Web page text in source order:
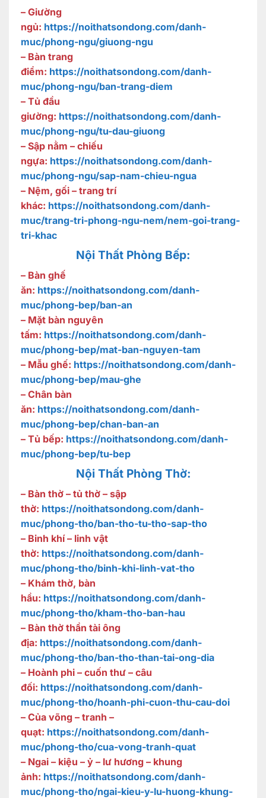
– Giường
ngủ: https://noithatsondong.com/danh-
muc/phong-ngu/giuong-ngu
– Bàn trang
điểm: https://noithatsondong.com/danh-
muc/phong-ngu/ban-trang-diem
– Tủ đầu
giường: https://noithatsondong.com/danh-
muc/phong-ngu/tu-dau-giuong
– Sập nằm – chiếu
ngựa: https://noithatsondong.com/danh-
muc/phong-ngu/sap-nam-chieu-ngua
– Nệm, gối – trang trí
khác: https://noithatsondong.com/danh-
muc/trang-tri-phong-ngu-nem/nem-goi-trang-
tri-khac
Nội Thất Phòng Bếp:
– Bàn ghế
ăn: https://noithatsondong.com/danh-
muc/phong-bep/ban-an
– Mặt bàn nguyên
tấm: https://noithatsondong.com/danh-
muc/phong-bep/mat-ban-nguyen-tam
– Mẫu ghế: https://noithatsondong.com/danh-
muc/phong-bep/mau-ghe
– Chân bàn
ăn: https://noithatsondong.com/danh-
muc/phong-bep/chan-ban-an
– Tủ bếp: https://noithatsondong.com/danh-
muc/phong-bep/tu-bep
Nội Thất Phòng Thờ:
– Bàn thờ – tủ thờ – sập
thờ: https://noithatsondong.com/danh-
muc/phong-tho/ban-tho-tu-tho-sap-tho
– Binh khí – linh vật
thờ: https://noithatsondong.com/danh-
muc/phong-tho/binh-khi-linh-vat-tho
– Khám thờ, bàn
hầu: https://noithatsondong.com/danh-
muc/phong-tho/kham-tho-ban-hau
– Bàn thờ thần tài ông
địa: https://noithatsondong.com/danh-
muc/phong-tho/ban-tho-than-tai-ong-dia
– Hoành phi – cuốn thư – câu
đối: https://noithatsondong.com/danh-
muc/phong-tho/hoanh-phi-cuon-thu-cau-doi
– Của võng – tranh –
quạt: https://noithatsondong.com/danh-
muc/phong-tho/cua-vong-tranh-quat
– Ngai – kiệu – ỷ – lư hương – khung
ảnh: https://noithatsondong.com/danh-
muc/phong-tho/ngai-kieu-y-lu-huong-khung-